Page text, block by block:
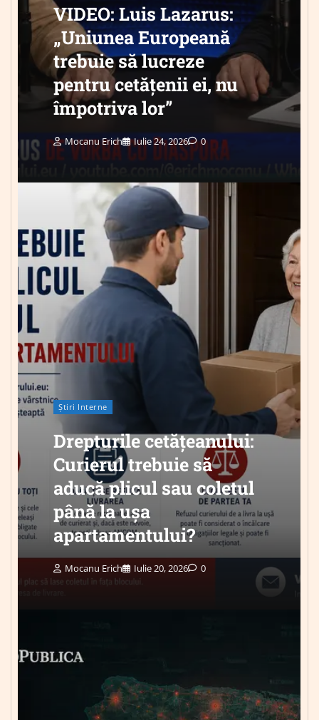
VIDEO: Luis Lazarus:
„Uniunea Europeană
trebuie să lucreze
pentru cetățenii ei, nu
împotriva lor”
Mocanu Erich Iulie 24, 2026 0
Știri Interne
Drepturile cetățeanului:
Curierul trebuie să
aducă plicul sau coletul
până la ușa
apartamentului?
Mocanu Erich Iulie 20, 2026 0